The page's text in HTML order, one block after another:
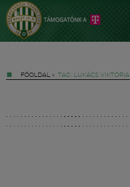
FŐOLDAL » TAG: LUKÁCS VIKTÓRIA